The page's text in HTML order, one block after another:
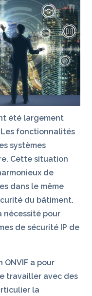
été largement
fonctionnalités
systèmes
Cette situation
de
dans le même
du bâtiment.
nécessité pour
de sécurité IP de
ONVIF a pour
travailler avec des
la